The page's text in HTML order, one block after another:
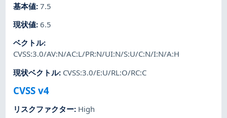
基本値:7.5
現状値:6.5
ベクトル:
CVSS:3.0/AV:N/AC:L/PR:N/UI:N/S:U/C:N/I:N/A:H
現状ベクトル: CVSS:3.0/E:U/RL:O/RC:C
CVSS v4
リスクファクター: High